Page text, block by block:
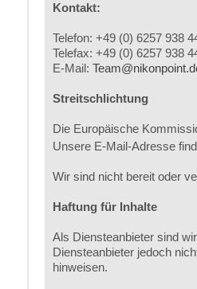
Kontakt:
Telefon: +49 (0) 6257 938
Telefax: +49 (0) 6257 938
E-Mail:
Streitschlichtung
Die Europäische
Unsere E-Mail-Adresse
Wir sind nicht bereit oder
Haftung für Inhalte
Als Diensteanbieter sind
Diensteanbieter jedoch
hinweisen.